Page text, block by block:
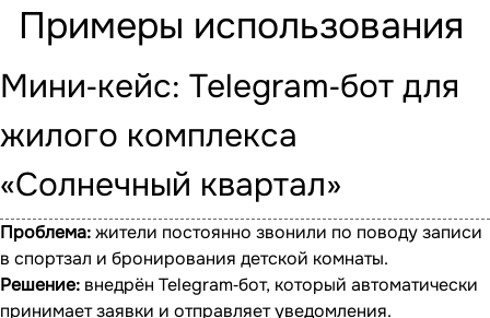
Примеры использования
Мини‐кейс: Telegram‐бот для
жилого комплекса
«Солнечный квартал»
Проблема:жители постоянно звонили по поводу записи
в спортзал и бронирования детской комнаты.
Решение: внедрён Telegram‐бот, который автоматически
принимает заявки и отправляет уведомления.